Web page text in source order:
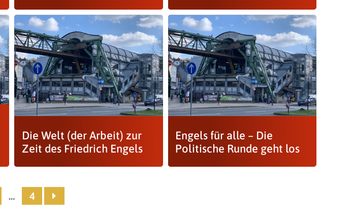
Die Welt (der Arbeit) zur
Zeit des Friedrich Engels
Engels für alle – Die
Politische Runde geht los
… 4